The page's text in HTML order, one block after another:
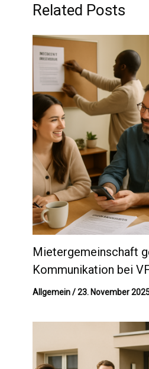
Related Posts
Mietergemeinschaft
Kommunikation bei
Allgemein/23. November